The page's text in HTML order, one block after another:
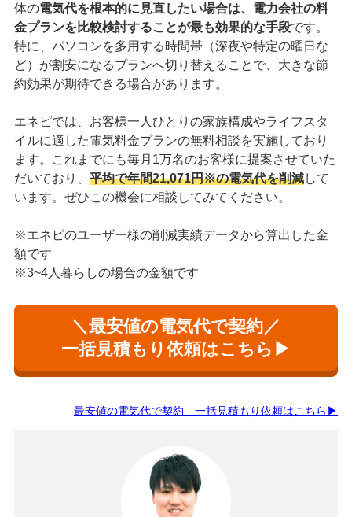
体の電気代を根本的に見直したい場合は、電力会社の料
金プランを比較検討することが最も効果的な手段です。
特に、パソコンを多用する時間帯（深夜や特定の曜日な
ど）が割安になるプランへ切り替えることで、大きな節
約効果が期待できる場合があります。
エネピでは、お客様一人ひとりの家族構成やライフスタ
イルに適した電気料金プランの無料相談を実施しており
ます。これまでにも毎月1万名のお客様に提案させていた
だいており、 平均で年間21,071円※の電気代を削減して
います。ぜひこの機会に相談してみてください。
※エネピのユーザー様の削減実績データから算出した金
額です
※3~4人暮らしの場合の金額です
＼最安値の電気代で契約／
一括見積もり依頼はこちら▶
最安値の電気代で契約 一括見積もり依頼はこちら▶